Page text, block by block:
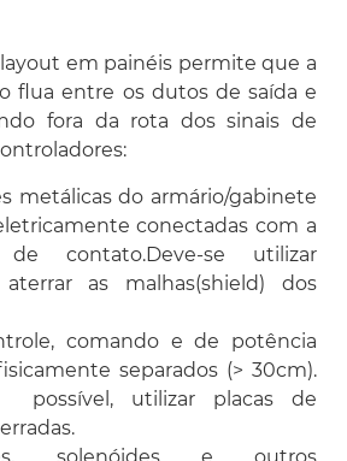
em painéis permite que a
flua entre os dutos de saída e
fora da rota dos sinais de
metálicas do armário/gabinete
conectadas com a
contato.Deve-se utilizar
as malhas(shield) dos
comando e de potência
separados (> 30cm).
possível, utilizar placas de